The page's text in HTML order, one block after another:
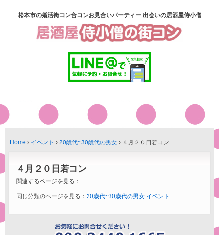
松本市の婚活街コン合コンお見合いパーティー 出会いの居酒屋侍小僧
Home › イベント › 20歳代~30歳代の男女 › ４月２０日若コン
４月２０日若コン
関連するページを見る：
同じ分類のページを見る： 20歳代~30歳代の男女 イベント